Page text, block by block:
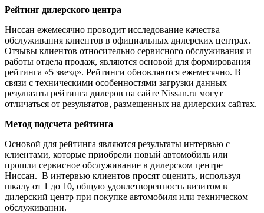
Рейтинг дилерского центра
Ниссан ежемесячно проводит исследование качества
обслуживания клиентов в официальных дилерских центрах.
Отзывы клиентов относительно сервисного обслуживания и
работы отдела продаж, являются основой для формирования
рейтинга «5 звезд». Рейтинги обновляются ежемесячно. В
связи с техническими особенностями загрузки данных
результаты рейтинга дилеров на сайте Nissan.ru могут
отличаться от результатов, размещенных на дилерских сайтах.
Метод подсчета рейтинга
Основой для рейтинга являются результаты интервью с
клиентами, которые приобрели новый автомобиль или
прошли сервисное обслуживание в дилерском центре
Ниссан. В интервью клиентов просят оценить, используя
шкалу от 1 до 10, общую удовлетворенность визитом в
дилерский центр при покупке автомобиля или техническом
обслуживании.